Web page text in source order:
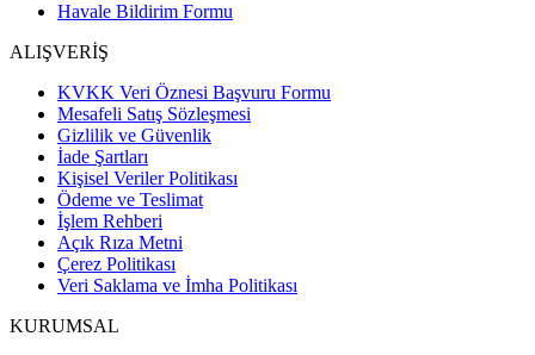
Havale Bildirim Formu
ALIŞVERİŞ
KVKK Veri Öznesi Başvuru Formu
Mesafeli Satış Sözleşmesi
Gizlilik ve Güvenlik
İade Şartları
Kişisel Veriler Politikası
Ödeme ve Teslimat
İşlem Rehberi
Açık Rıza Metni
Çerez Politikası
Veri Saklama ve İmha Politikası
KURUMSAL